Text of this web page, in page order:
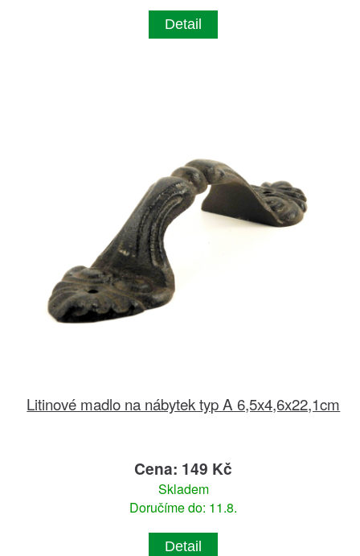
Detail
Litinové madlo na nábytek typ A 6,5x4,6x22,1cm
Cena: 149 Kč
Skladem
Doručíme do: 11.8.
Detail